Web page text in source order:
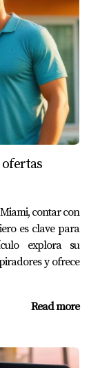
para
mantenerse
en
sobre un
Actuando
antes que
del
del tipo de
habitaciones,
contar con
es clave para
explora su
y ofrece
Read more